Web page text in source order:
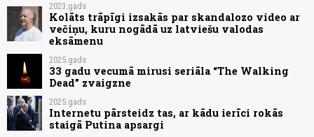
2023.gads
Kolāts trāpīgi izsakās par skandalozo video ar
večiņu, kuru nogādā uz latviešu valodas
eksāmenu
2025.gads
33 gadu vecumā mirusi seriāla “The Walking
Dead” zvaigzne
2025.gads
Internetu pārsteidz tas, ar kādu ierīci rokās
staigā Putina apsargi